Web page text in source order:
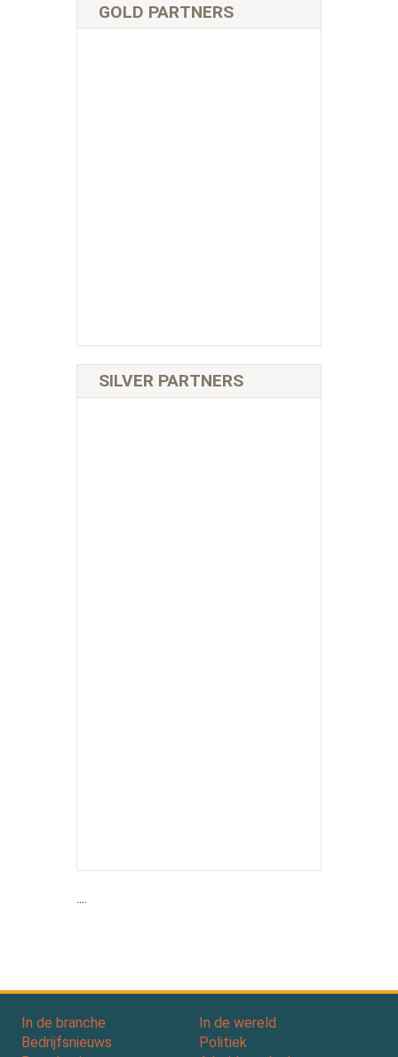
GOLD PARTNERS
SILVER PARTNERS
....
In de branche
Bedrijfsnieuws
In de wereld
Politiek